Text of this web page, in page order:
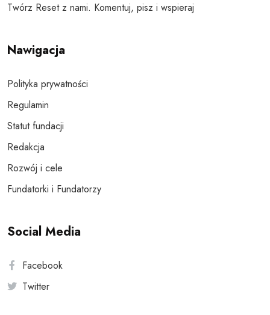
Twórz Reset z nami. Komentuj, pisz i wspieraj
Nawigacja
Polityka prywatności
Regulamin
Statut fundacji
Redakcja
Rozwój i cele
Fundatorki i Fundatorzy
Social Media
Facebook
Twitter